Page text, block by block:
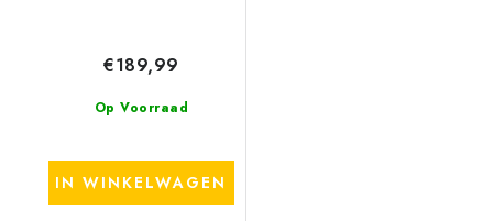
Op Voorraad
€189,99
IN WINKELWAGEN